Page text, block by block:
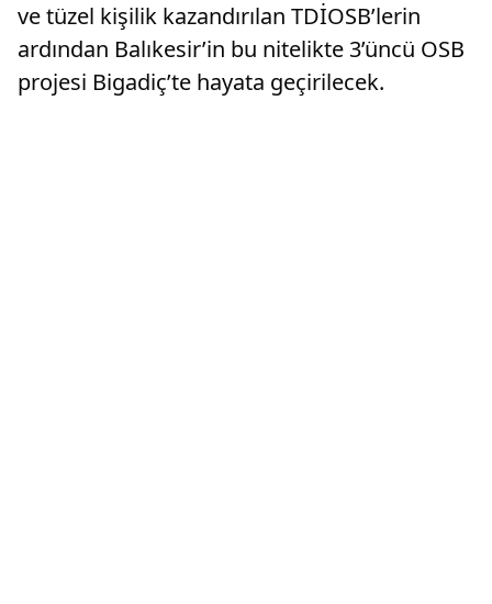
ve tüzel kişilik kazandırılan TDİOSB’lerin
ardından Balıkesir’in bu nitelikte 3’üncü OSB
projesi Bigadiç’te hayata geçirilecek.